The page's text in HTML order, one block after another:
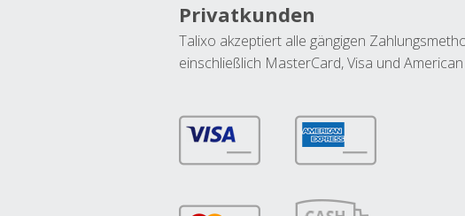
Privatkunden
Talixo akzeptiert alle gängigen
einschließlich MasterCard, Visa und